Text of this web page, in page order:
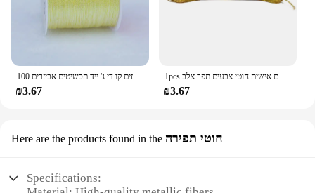
100 מ '3 גדילי זהב כסף חוט קלוע חבל חוט חוט חוט חוט חוט אריג חרוזים קו די ג' ייד תכשיטים אביזרים
₪3.67
1pcs חוט רקמה מתכת ססגוניות 8 מטר 12 חוט חוט רקמה חוט מותאם אישית חוטי צבעים תפר צלב
₪3.67
Here are the products found in the חוטי תפירה
Specifications: